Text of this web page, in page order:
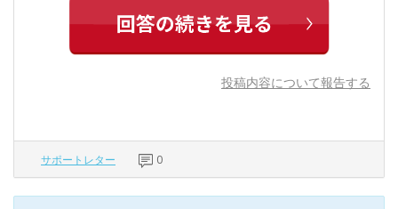
投稿内容について報告する
サポートレター 0